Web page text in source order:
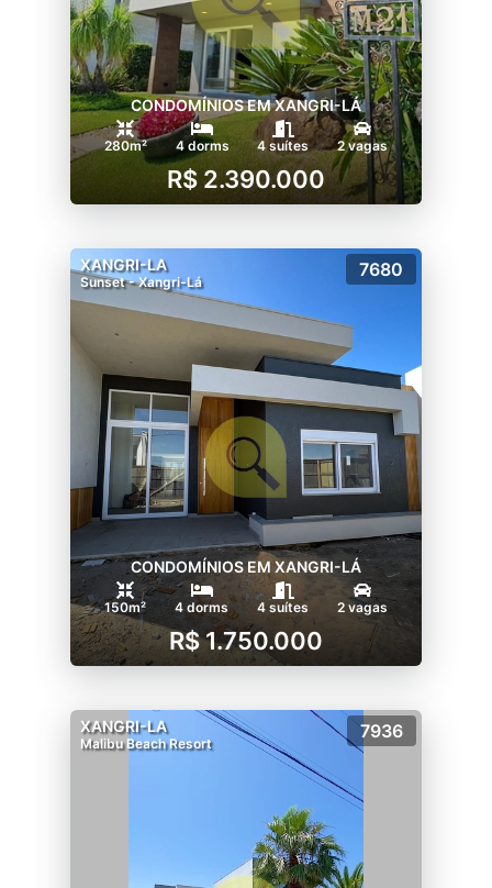
CONDOMÍNIOS EM XANGRI-LÁ
280m² 4 dorms 4 suítes 2 vagas
R$ 2.390.000
XANGRI-LA
Sunset - Xangri-Lá
7680
CONDOMÍNIOS EM XANGRI-LÁ
150m² 4 dorms 4 suítes 2 vagas
R$ 1.750.000
XANGRI-LA
Malibu Beach Resort
7936